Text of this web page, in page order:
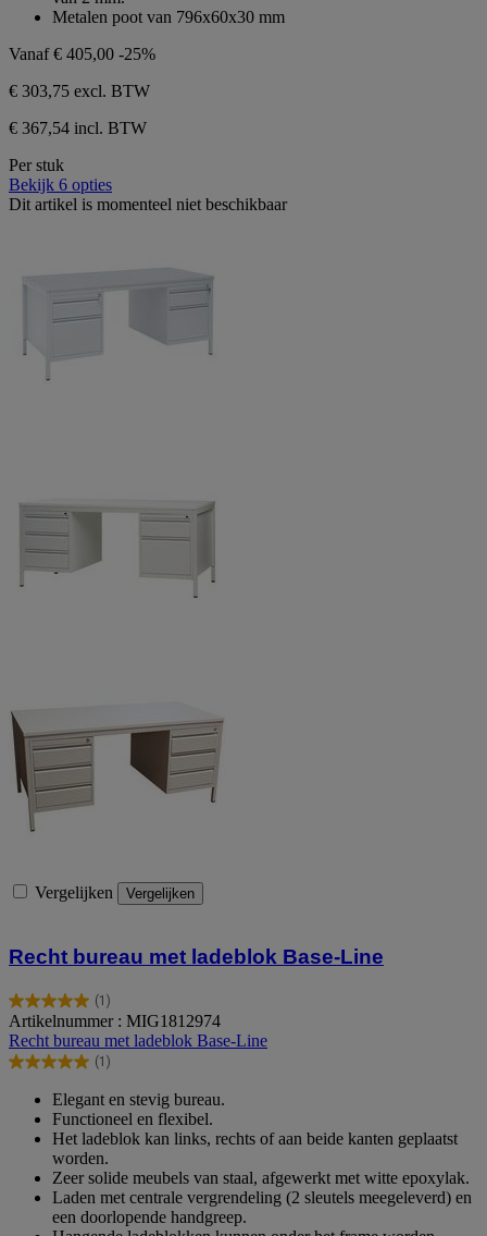
sterren.Metalen poot van 796x60x30 mm
Vanaf€ 405,00 -25%
€ 303,75 excl. BTW
€ 367,54 incl. BTW
Per stuk
Bekijk 6 opties
Dit artikel is momenteel niet beschikbaar
Vergelijken Vergelijken
Recht bureau met ladeblok Base-Line
(1)
5.0
van
de
5
beoordeling
Artikelnummer : MIG1812974
Recht bureau met ladeblok Base-Line
(1)
5.0
sterren.
beoordeling
Elegant en stevig bureau.
Functioneel en flexibel.
Het ladeblok kan links, rechts of aan beide kanten geplaatst
worden.
Zeer solide meubels van staal, afgewerkt met witte epoxylak.
Laden met centrale vergrendeling (2 sleutels meegeleverd) en
een doorlopende handgreep.